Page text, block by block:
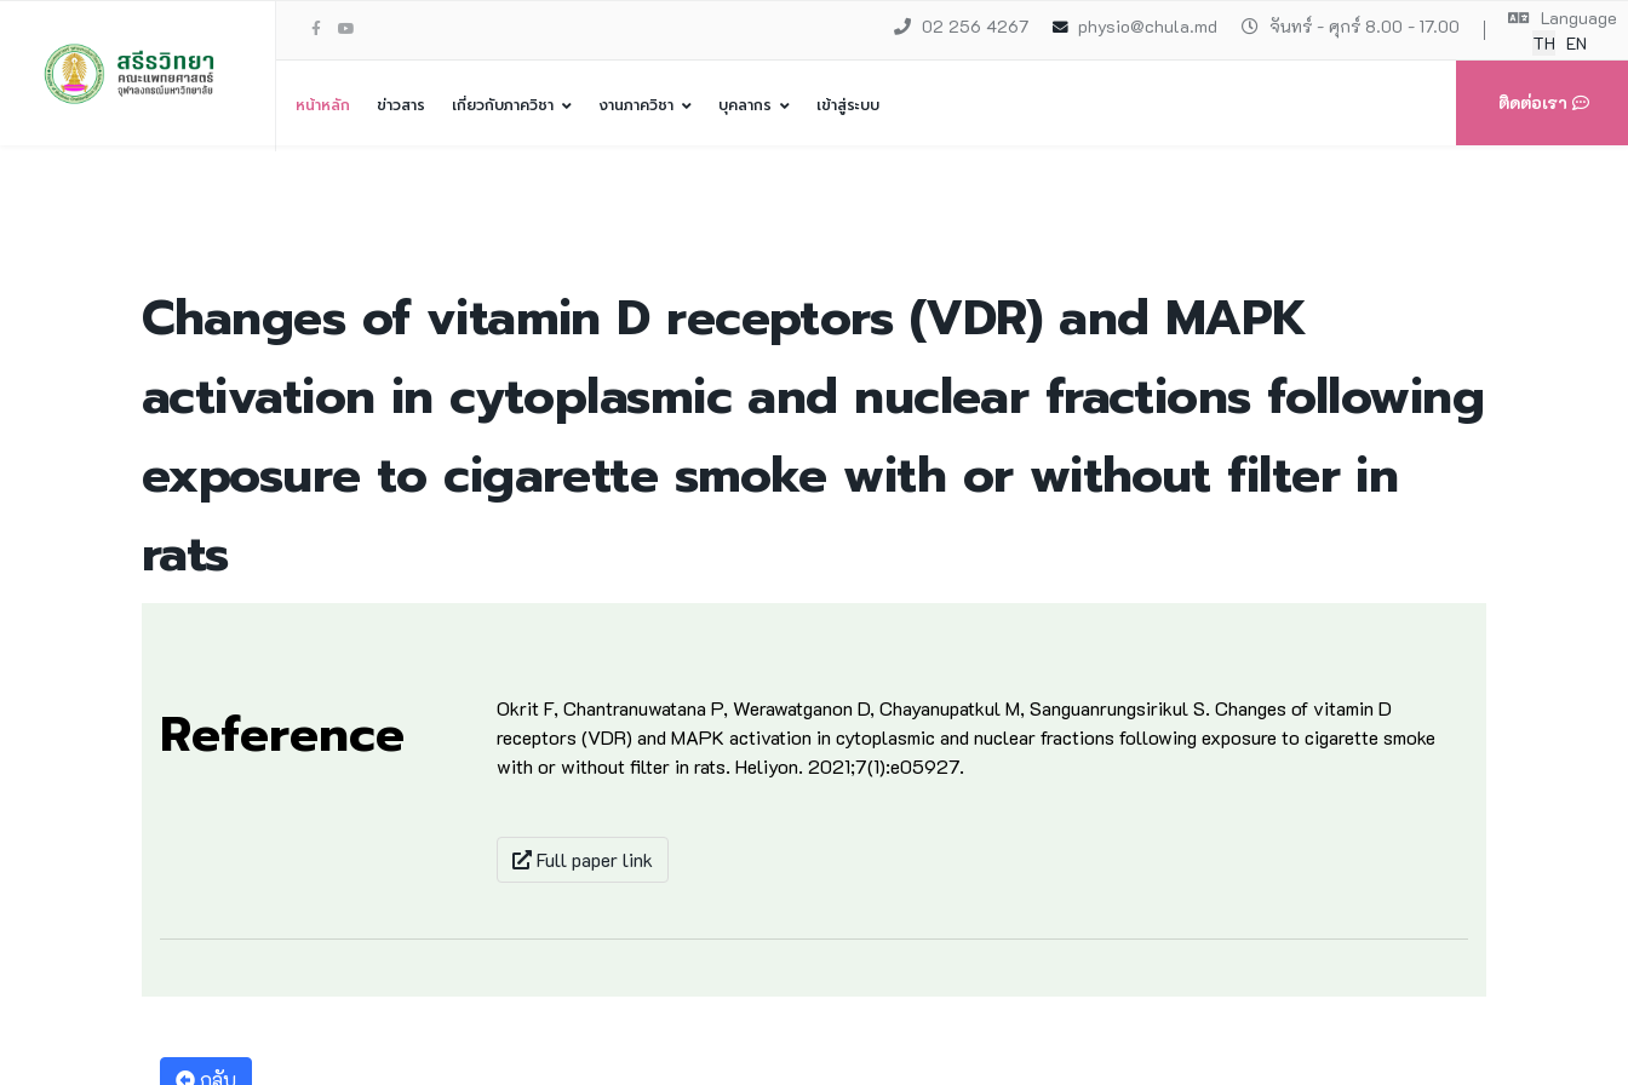
Language
TH EN
02 256 4267 physio@chula.md จันทร์ - ศุกร์ 8.00 - 17.00
ติดต่อเรา
หน้าหลัก ข่าวสาร เกี่ยวกับภาควิชา งานภาควิชา บุคลากร เข้าสู่ระบบ
Changes of vitamin D receptors (VDR) and MAPK
activation in cytoplasmic and nuclear fractions following
exposure to cigarette smoke with or without filter in
rats
Reference
Okrit F, Chantranuwatana P, Werawatganon D, Chayanupatkul M, Sanguanrungsirikul S. Changes of vitamin D
receptors (VDR) and MAPK activation in cytoplasmic and nuclear fractions following exposure to cigarette smoke
with or without filter in rats. Heliyon. 2021;7(1):e05927.
Full paper link
กลับ